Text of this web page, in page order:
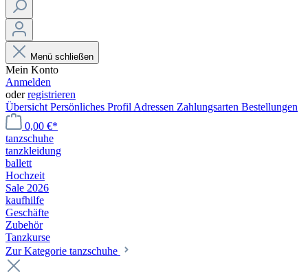
Menü schließen
Mein Konto
Anmelden
oderregistrieren
Übersicht Persönliches Profil Adressen Zahlungsarten Bestellungen
0,00 €*
tanzschuhe
tanzkleidung
ballett
Hochzeit
Sale 2026
kaufhilfe
Geschäfte
Zubehör
Tanzkurse
Zur Kategorie tanzschuhe